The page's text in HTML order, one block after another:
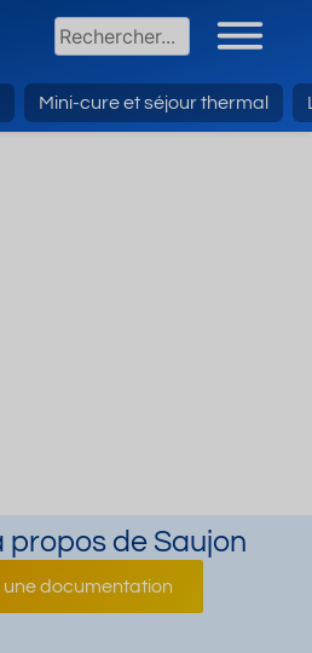
Mini-cure et séjour thermal
propos de Saujon
documentation